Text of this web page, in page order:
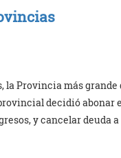
Provincia más
decidió abonar
y cancelar deuda